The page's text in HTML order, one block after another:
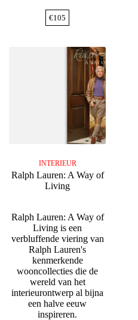
€105
INTERIEUR
Ralph Lauren: A Way of
Living
Ralph Lauren: A Way of
Living is een
verbluffende viering van
Ralph Lauren's
kenmerkende
wooncollecties die de
wereld van het
interieurontwerp al bijna
een halve eeuw
inspireren.